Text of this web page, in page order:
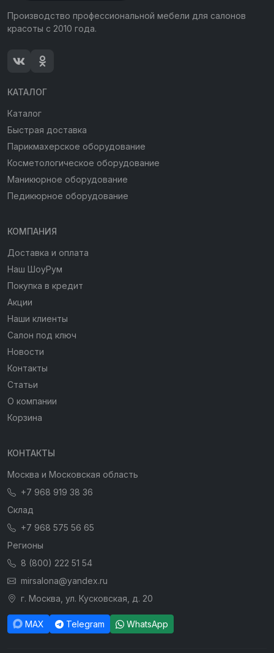
Производство профессиональной мебели для салонов
красоты с 2010 года.
КАТАЛОГ
Каталог
Быстрая доставка
Парикмахерское оборудование
Косметологическое оборудование
Маникюрное оборудование
Педикюрное оборудование
КОМПАНИЯ
Доставка и оплата
Наш ШоуРум
Покупка в кредит
Акции
Наши клиенты
Салон под ключ
Новости
Контакты
Статьи
О компании
Корзина
КОНТАКТЫ
Москва и Московская область
+7 968 919 38 36
Склад
+7 968 575 56 65
Регионы
8 (800) 222 51 54
mirsalona@yandex.ru
г. Москва, ул. Кусковская, д. 20
MAX Telegram WhatsApp